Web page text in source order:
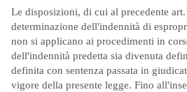
Le disposizioni, di cui al precedente
determinazione dell'indennità di
non si applicano ai procedimenti in
dell'indennità predetta sia divenuta
definita con sentenza passata in
vigore della presente legge. Fino